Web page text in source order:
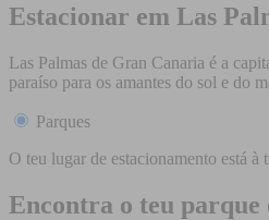
Estacionar em Las
Las Palmas de Gran Canaria é a
paraíso para os amantes do sol e do
Parques
O teu lugar de estacionamento está à
Encontra o teu parque